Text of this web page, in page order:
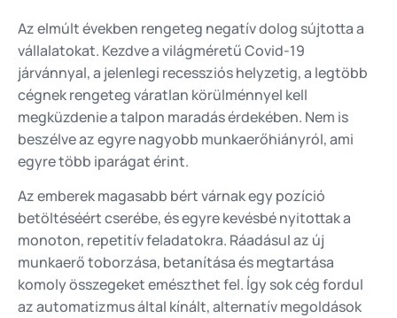
Az elmúlt években rengeteg negatív dolog sújtotta a
vállalatokat. Kezdve a világméretű Covid-19
járvánnyal, a jelenlegi recessziós helyzetig, a legtöbb
cégnek rengeteg váratlan körülménnyel kell
megküzdenie a talpon maradás érdekében. Nem is
beszélve az egyre nagyobb munkaerőhiányról, ami
egyre több iparágat érint.
Az emberek magasabb bért várnak egy pozíció
betöltéséért cserébe, és egyre kevésbé nyitottak a
monoton, repetitív feladatokra. Ráadásul az új
munkaerő toborzása, betanítása és megtartása
komoly összegeket emészthet fel. Így sok cég fordul
az automatizmus által kínált, alternatív megoldások